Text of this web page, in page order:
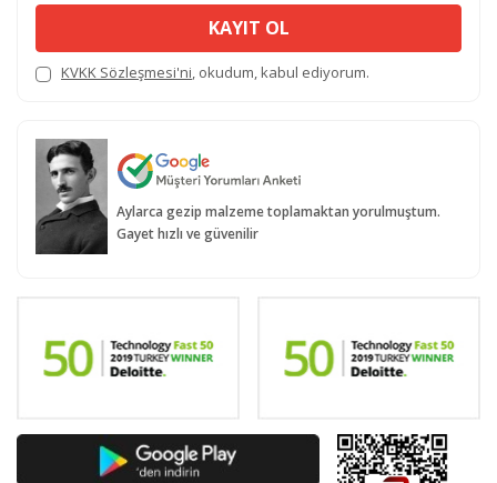
KAYIT OL
KVKK Sözleşmesi'ni, okudum, kabul ediyorum.
Aylarca gezip malzeme toplamaktan yorulmuştum.
Gayet hızlı ve güvenilir